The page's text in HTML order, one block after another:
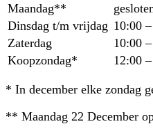
Maandag**
Dinsdag t/m vrijdag 10:00
Zaterdag
10:00
Koopzondag*
12:00
* In december elke zondag
** Maandag 22 December